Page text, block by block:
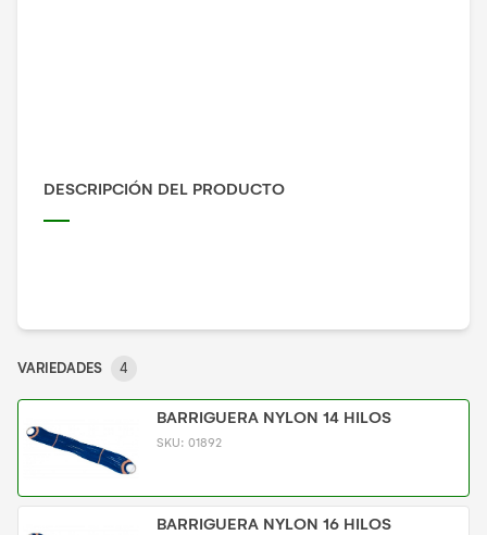
DESCRIPCIÓN DEL PRODUCTO
VARIEDADES 4
BARRIGUERA NYLON 14 HILOS
SKU: 01892
BARRIGUERA NYLON 16 HILOS